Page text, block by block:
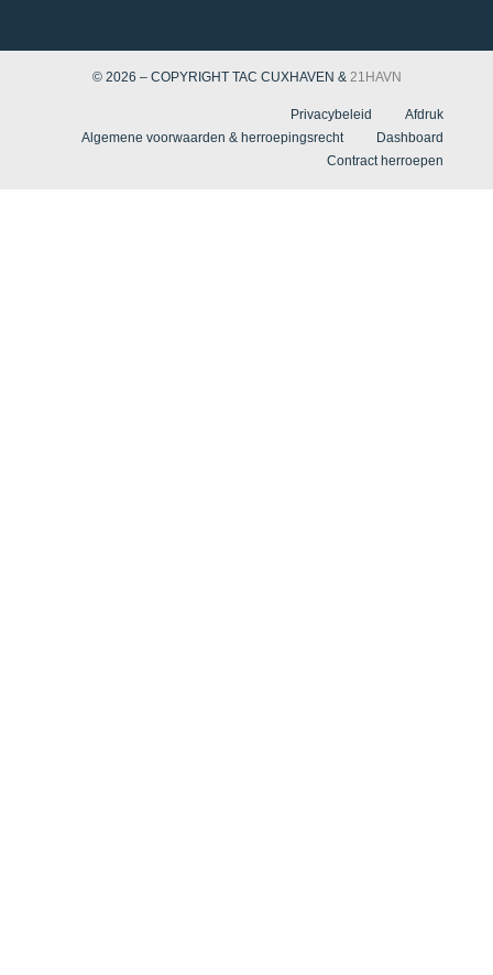
© 2026 – COPYRIGHT TAC CUXHAVEN & 21HAVN
Privacybeleid
Afdruk
Algemene voorwaarden & herroepingsrecht
Dashboard
Contract herroepen